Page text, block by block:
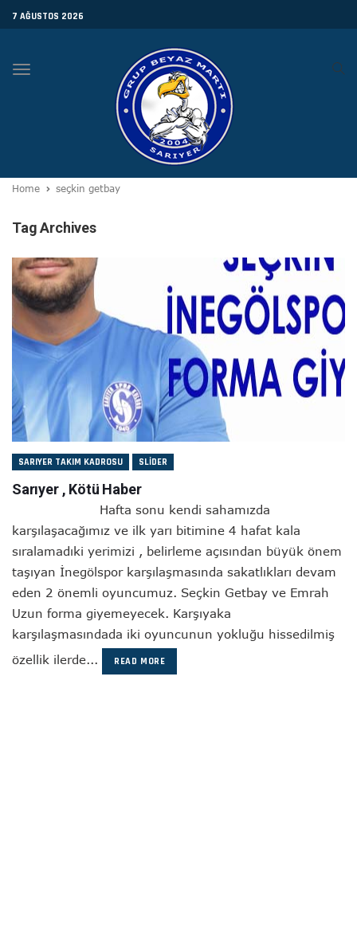
7 AĞUSTOS 2026
Toggle
Home seçkin getbay
Tag Archives
SARIYER TAKIM KADROSU SLIDER
Sarıyer , Kötü Haber
Hafta sonu kendi sahamızda
karşılaşacağımız ve ilk yarı bitimine 4 hafat kala
sıralamadıki yerimizi , belirleme açısından büyük önem
taşıyan İnegölspor karşılaşmasında sakatlıkları devam
eden 2 önemli oyuncumuz. Seçkin Getbay ve Emrah
Uzun forma giyemeyecek. Karşıyaka
karşılaşmasındada iki oyuncunun yokluğu hissedilmiş
özellik ilerde...
READ MORE